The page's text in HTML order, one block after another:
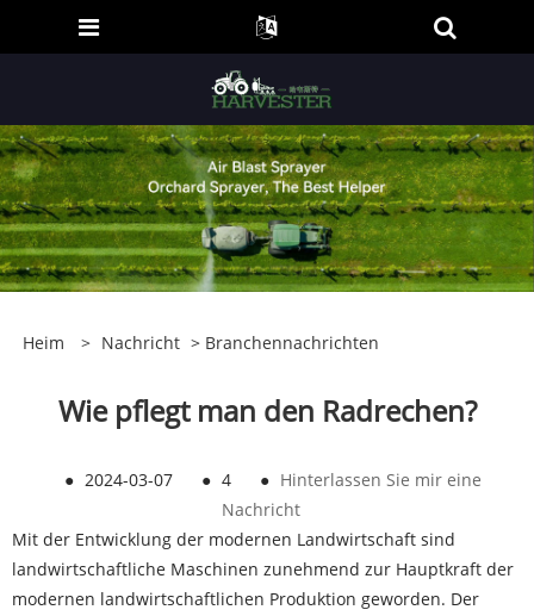
Heim > Nachricht > Branchennachrichten
Wie pflegt man den Radrechen?
● 2024-03-07 ● 4 ● Hinterlassen Sie mir eine
Nachricht
Mit der Entwicklung der modernen Landwirtschaft sind
landwirtschaftliche Maschinen zunehmend zur Hauptkraft der
modernen landwirtschaftlichen Produktion geworden. Der